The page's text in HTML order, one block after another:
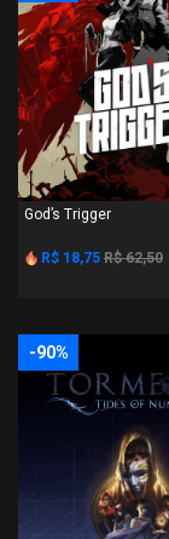
God’s Trigger
R$ 18,75 R$ 62,50
-90%